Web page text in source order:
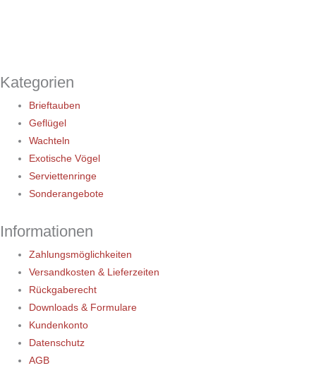
Kategorien
Brieftauben
Geflügel
Wachteln
Exotische Vögel
Serviettenringe
Sonderangebote
Informationen
Zahlungsmöglichkeiten
Versandkosten & Lieferzeiten
Rückgaberecht
Downloads & Formulare
Kundenkonto
Datenschutz
AGB